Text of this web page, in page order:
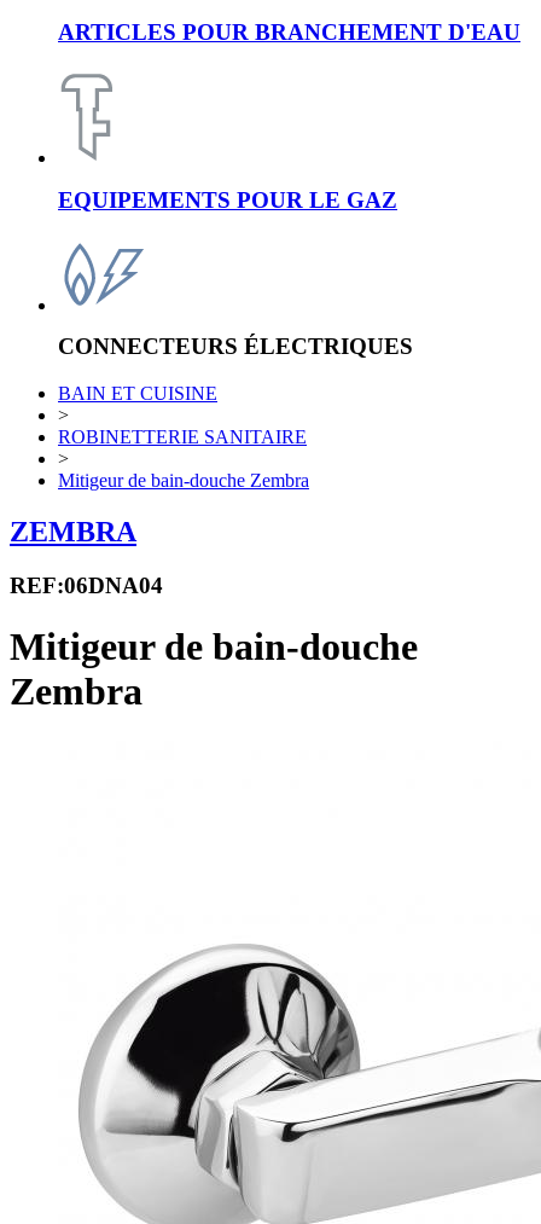
ARTICLES POUR BRANCHEMENT D'EAU
EQUIPEMENTS POUR LE GAZ
CONNECTEURS ÉLECTRIQUES
BAIN ET CUISINE
>
ROBINETTERIE SANITAIRE
>
Mitigeur de bain-douche Zembra
ZEMBRA
REF:06DNA04
Mitigeur de bain-douche
Zembra